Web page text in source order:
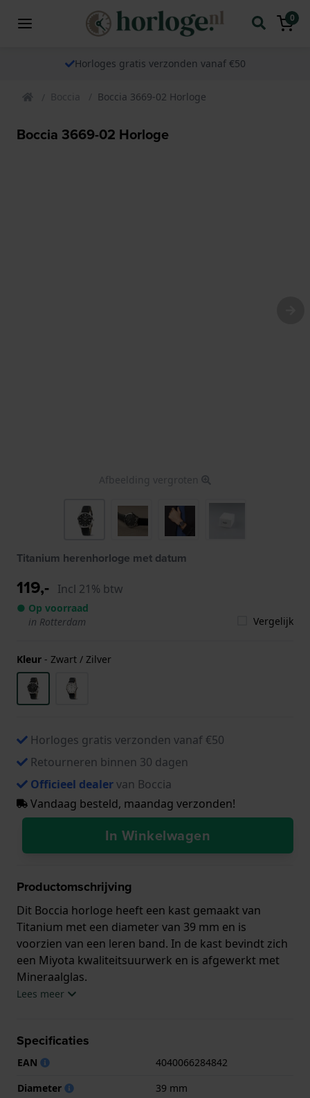
0
Horloges gratis verzonden vanaf €50
Boccia Boccia 3669-02 Horloge
Boccia 3669-02 Horloge
Afbeelding vergroten
Titanium herenhorloge met datum
119,- Incl 21% btw
● Op voorraad
in Rotterdam
Vergelijk
Kleur - Zwart / Zilver
Horloges gratis verzonden vanaf €50
Retourneren binnen 30 dagen
Officieel dealervan Boccia
Vandaag besteld, maandag verzonden!
In Winkelwagen
Productomschrijving
Dit Boccia horloge heeft een kast gemaakt van
Titanium met een diameter van 39 mm en is
voorzien van een leren band. In de kast bevindt zich
een Miyota kwaliteitsuurwerk en is afgewerkt met
Mineraalglas.
horloge geleverd met 2 jaar garantie.
Lees meer
Specificaties
EAN
4040066284842
Diameter
39 mm